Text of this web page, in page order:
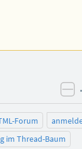
Forum
im Thread-Baum